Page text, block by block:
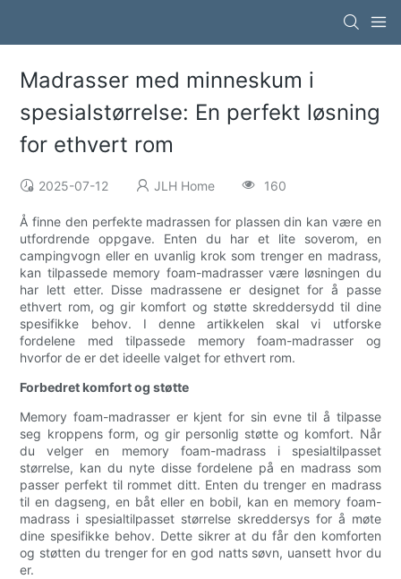
Madrasser med minneskum i
spesialstørrelse: En perfekt løsning
for ethvert rom
2025-07-12 JLH Home 160
Å finne den perfekte madrassen for plassen din kan være en
utfordrende oppgave. Enten du har et lite soverom, en
campingvogn eller en uvanlig krok som trenger en madrass,
kan tilpassede memory foam-madrasser være løsningen du
har lett etter. Disse madrassene er designet for å passe
ethvert rom, og gir komfort og støtte skreddersydd til dine
spesifikke behov. I denne artikkelen skal vi utforske
fordelene med tilpassede memory foam-madrasser og
hvorfor de er det ideelle valget for ethvert rom.
Forbedret komfort og støtte
Memory foam-madrasser er kjent for sin evne til å tilpasse
seg kroppens form, og gir personlig støtte og komfort. Når
du velger en memory foam-madrass i spesialtilpasset
størrelse, kan du nyte disse fordelene på en madrass som
passer perfekt til rommet ditt. Enten du trenger en madrass
til en dagseng, en båt eller en bobil, kan en memory foam-
madrass i spesialtilpasset størrelse skreddersys for å møte
dine spesifikke behov. Dette sikrer at du får den komforten
og støtten du trenger for en god natts søvn, uansett hvor du
er.